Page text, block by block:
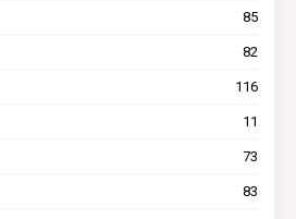
85
82
116
11
73
83